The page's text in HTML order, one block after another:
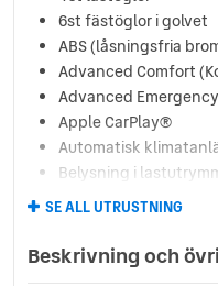
6st fästöglor i golvet
ABS (låsningsfria
Advanced Comfort
Advanced
Apple CarPlay®
Automatisk
Belysning i
Belysning i skåp
DAB
Digital klocka
SE ALL UTRUSTNING
Beskrivning och